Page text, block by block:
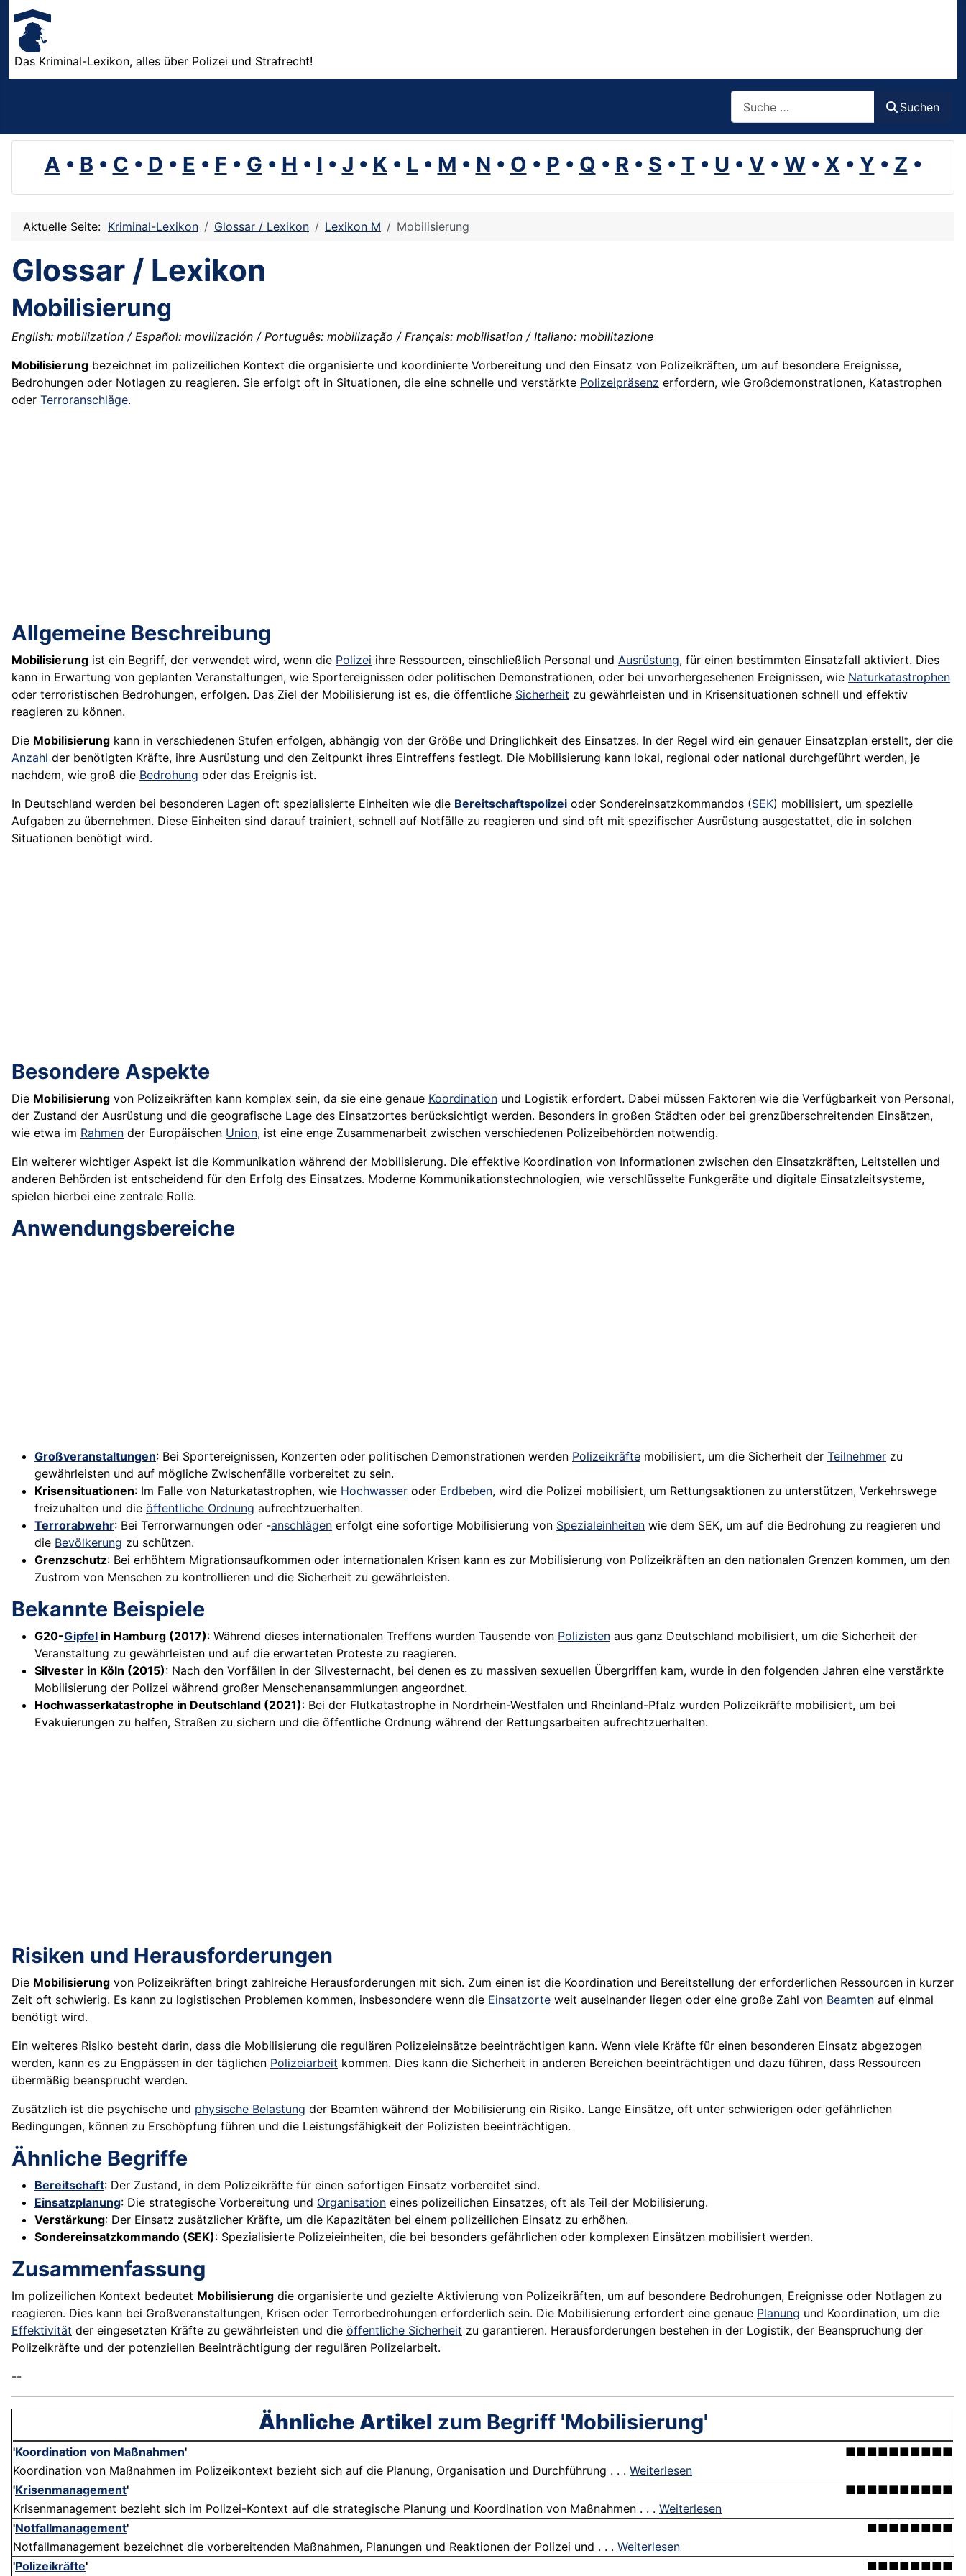
Das Kriminal-Lexikon, alles über Polizei und Strafrecht!
Suchen
A • B • C • D • E • F • G • H • I • J • K• L• M • N • O • P • Q • R• S • T• U • V • W• X • Y • Z •
Aktuelle Seite: Kriminal-Lexikon Glossar / Lexikon Lexikon M Mobilisierung
Glossar / Lexikon
Mobilisierung
English: mobilization / Español: movilización / Português: mobilização / Français: mobilisation / Italiano: mobilitazione
Mobilisierung bezeichnet im polizeilichen Kontext die organisierte und koordinierte Vorbereitung und den Einsatz von Polizeikräften, um auf besondere Ereignisse,
Bedrohungen oder Notlagen zu reagieren. Sie erfolgt oft in Situationen, die eine schnelle und verstärkte Polizeipräsenz erfordern, wie Großdemonstrationen, Katastrophen
oder Terroranschläge.
Allgemeine Beschreibung
Mobilisierung ist ein Begriff, der verwendet wird, wenn die Polizei ihre Ressourcen, einschließlich Personal und Ausrüstung, für einen bestimmten Einsatzfall aktiviert. Dies
kann in Erwartung von geplanten Veranstaltungen, wie Sportereignissen oder politischen Demonstrationen, oder bei unvorhergesehenen Ereignissen, wie Naturkatastrophen
oder terroristischen Bedrohungen, erfolgen. Das Ziel der Mobilisierung ist es, die öffentliche Sicherheit zu gewährleisten und in Krisensituationen schnell und effektiv
reagieren zu können.
Die Mobilisierung kann in verschiedenen Stufen erfolgen, abhängig von der Größe und Dringlichkeit des Einsatzes. In der Regel wird ein genauer Einsatzplan erstellt, der die
Anzahl der benötigten Kräfte, ihre Ausrüstung und den Zeitpunkt ihres Eintreffens festlegt. Die Mobilisierung kann lokal, regional oder national durchgeführt werden, je
nachdem, wie groß die Bedrohung oder das Ereignis ist.
In Deutschland werden bei besonderen Lagen oft spezialisierte Einheiten wie die Bereitschaftspolizei oder Sondereinsatzkommandos (SEK) mobilisiert, um spezielle
Aufgaben zu übernehmen. Diese Einheiten sind darauf trainiert, schnell auf Notfälle zu reagieren und sind oft mit spezifischer Ausrüstung ausgestattet, die in solchen
Situationen benötigt wird.
Besondere Aspekte
Die Mobilisierung von Polizeikräften kann komplex sein, da sie eine genaue Koordination und Logistik erfordert. Dabei müssen Faktoren wie die Verfügbarkeit von Personal,
der Zustand der Ausrüstung und die geografische Lage des Einsatzortes berücksichtigt werden. Besonders in großen Städten oder bei grenzüberschreitenden Einsätzen,
wie etwa im Rahmen der Europäischen Union, ist eine enge Zusammenarbeit zwischen verschiedenen Polizeibehörden notwendig.
Ein weiterer wichtiger Aspekt ist die Kommunikation während der Mobilisierung. Die effektive Koordination von Informationen zwischen den Einsatzkräften, Leitstellen und
anderen Behörden ist entscheidend für den Erfolg des Einsatzes. Moderne Kommunikationstechnologien, wie verschlüsselte Funkgeräte und digitale Einsatzleitsysteme,
spielen hierbei eine zentrale Rolle.
Anwendungsbereiche
Großveranstaltungen: Bei Sportereignissen, Konzerten oder politischen Demonstrationen werden Polizeikräfte mobilisiert, um die Sicherheit der Teilnehmer zu
gewährleisten und auf mögliche Zwischenfälle vorbereitet zu sein.
Krisensituationen: Im Falle von Naturkatastrophen, wie Hochwasser oder Erdbeben, wird die Polizei mobilisiert, um Rettungsaktionen zu unterstützen, Verkehrswege
freizuhalten und die öffentliche Ordnung aufrechtzuerhalten.
Terrorabwehr: Bei Terrorwarnungen oder -anschlägen erfolgt eine sofortige Mobilisierung von Spezialeinheiten wie dem SEK, um auf die Bedrohung zu reagieren und
die Bevölkerung zu schützen.
Grenzschutz: Bei erhöhtem Migrationsaufkommen oder internationalen Krisen kann es zur Mobilisierung von Polizeikräften an den nationalen Grenzen kommen, um den
Zustrom von Menschen zu kontrollieren und die Sicherheit zu gewährleisten.
Bekannte Beispiele
G20-Gipfel in Hamburg (2017): Während dieses internationalen Treffens wurden Tausende von Polizisten aus ganz Deutschland mobilisiert, um die Sicherheit der
Veranstaltung zu gewährleisten und auf die erwarteten Proteste zu reagieren.
Silvester in Köln (2015): Nach den Vorfällen in der Silvesternacht, bei denen es zu massiven sexuellen Übergriffen kam, wurde in den folgenden Jahren eine verstärkte
Mobilisierung der Polizei während großer Menschenansammlungen angeordnet.
Hochwasserkatastrophe in Deutschland (2021): Bei der Flutkatastrophe in Nordrhein-Westfalen und Rheinland-Pfalz wurden Polizeikräfte mobilisiert, um bei
Evakuierungen zu helfen, Straßen zu sichern und die öffentliche Ordnung während der Rettungsarbeiten aufrechtzuerhalten.
Risiken und Herausforderungen
Die Mobilisierung von Polizeikräften bringt zahlreiche Herausforderungen mit sich. Zum einen ist die Koordination und Bereitstellung der erforderlichen Ressourcen in kurzer
Zeit oft schwierig. Es kann zu logistischen Problemen kommen, insbesondere wenn die Einsatzorte weit auseinander liegen oder eine große Zahl von Beamten auf einmal
benötigt wird.
Ein weiteres Risiko besteht darin, dass die Mobilisierung die regulären Polizeieinsätze beeinträchtigen kann. Wenn viele Kräfte für einen besonderen Einsatz abgezogen
werden, kann es zu Engpässen in der täglichen Polizeiarbeit kommen. Dies kann die Sicherheit in anderen Bereichen beeinträchtigen und dazu führen, dass Ressourcen
übermäßig beansprucht werden.
Zusätzlich ist die psychische und physische Belastung der Beamten während der Mobilisierung ein Risiko. Lange Einsätze, oft unter schwierigen oder gefährlichen
Bedingungen, können zu Erschöpfung führen und die Leistungsfähigkeit der Polizisten beeinträchtigen.
Ähnliche Begriffe
Bereitschaft: Der Zustand, in dem Polizeikräfte für einen sofortigen Einsatz vorbereitet sind.
Einsatzplanung: Die strategische Vorbereitung und Organisation eines polizeilichen Einsatzes, oft als Teil der Mobilisierung.
Verstärkung: Der Einsatz zusätzlicher Kräfte, um die Kapazitäten bei einem polizeilichen Einsatz zu erhöhen.
Sondereinsatzkommando (SEK): Spezialisierte Polizeieinheiten, die bei besonders gefährlichen oder komplexen Einsätzen mobilisiert werden.
Zusammenfassung
Im polizeilichen Kontext bedeutet Mobilisierung die organisierte und gezielte Aktivierung von Polizeikräften, um auf besondere Bedrohungen, Ereignisse oder Notlagen zu
reagieren. Dies kann bei Großveranstaltungen, Krisen oder Terrorbedrohungen erforderlich sein. Die Mobilisierung erfordert eine genaue Planung und Koordination, um die
Effektivität der eingesetzten Kräfte zu gewährleisten und die öffentliche Sicherheit zu garantieren. Herausforderungen bestehen in der Logistik, der Beanspruchung der
Polizeikräfte und der potenziellen Beeinträchtigung der regulären Polizeiarbeit.
--
Ähnliche Artikel zum Begriff 'Mobilisierung'
'Koordination von Maßnahmen'
■■■■■■■■■■
Koordination von Maßnahmen im Polizeikontext bezieht sich auf die Planung, Organisation und Durchführung . . . Weiterlesen
'Krisenmanagement'
■■■■■■■■■■
Krisenmanagement bezieht sich im Polizei-Kontext auf die strategische Planung und Koordination von Maßnahmen . . . Weiterlesen
'Notfallmanagement'
■■■■■■■■
Notfallmanagement bezeichnet die vorbereitenden Maßnahmen, Planungen und Reaktionen der Polizei und . . . Weiterlesen
'Polizeikräfte' ■■■■■■■■